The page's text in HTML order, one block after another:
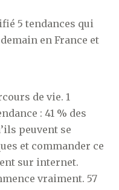
5 tendances qui
en France et
de vie. 1
: 41 % des
peuvent se
et commander ce
sur internet.
vraiment. 57